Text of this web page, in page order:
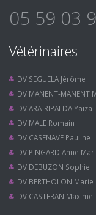
05 59 03
Vétérinaires
DV SEGUELA Jérôme
DV MANENT-MANENT
DV ARA-RIPALDA Yaiza
DV MALE Romain
DV CASENAVE Pauline
DV PINGARD Anne
DV DEBUZON Sophie
DV BERTHOLON Marie
DV CASTERAN Maxime